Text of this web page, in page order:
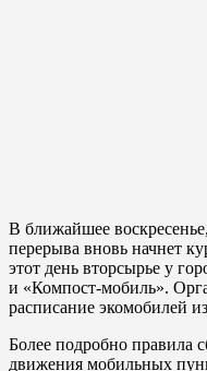
В ближайшее
перерыва вновь начнет
этот день вторсырье у
и «Компост-мобиль».
расписание экомобилей
Более подробно правила
движения мобильных